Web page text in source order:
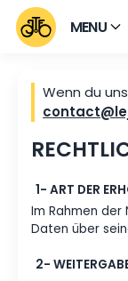
MENU
Wenn du
1- ART DER
Im
Daten über